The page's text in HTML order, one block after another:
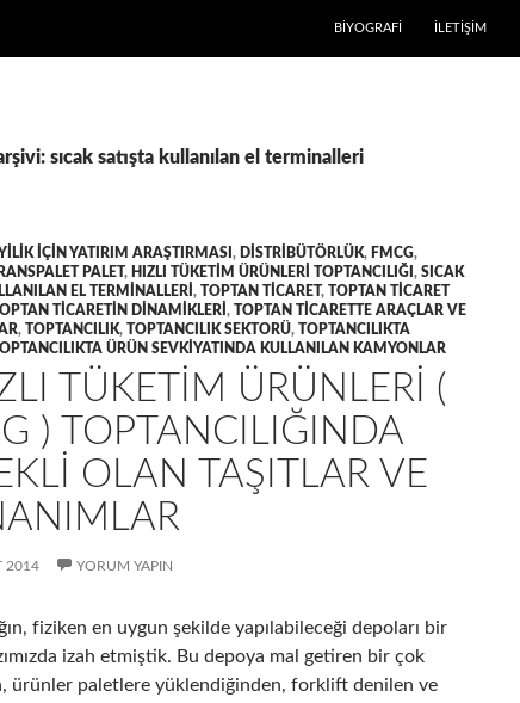
BIYOGRAFI
İLETIŞIM
sıcak satışta kullanılan el terminalleri
IÇIN YATIRIM ARAŞTIRMASI , DISTRIBÜTÖRLÜK, FMCG,
PALET, HIZLI TÜKETIM ÜRÜNLERI TOPTANCILIĞI , SICAK
EL TERMINALLERI , TOPTAN TICARET, TOPTAN TICARET
TICARETIN DINAMIKLERI , TOPTAN TICARETTE ARAÇLAR VE
, TOPTANCILIK, TOPTANCILIK SEKTORÜ, TOPTANCILIKTA
ÜRÜN SEVKIYATINDA KULLANILAN KAMYONLAR
TÜKETIM ÜRÜNLERI (
) TOPTANCILIĞINDA
OLAN TAŞITLAR VE
2014 YORUM YAPIN
fiziken en uygun şekilde yapılabileceği depoları bir
izah etmiştik. Bu depoya mal getiren bir çok
ürünler paletlere yüklendiğinden, forklift denilen ve